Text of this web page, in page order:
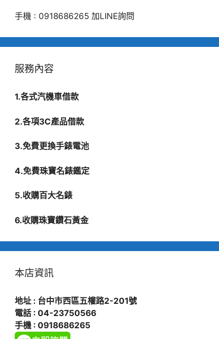
手機 : 0918686265 加LINE詢問
服務內容
1.各式汽機車借款
2.各項3C產品借款
3.免費更換手錶電池
4.免費珠寶名錶鑑定
5.收購百大名錶
6.收購珠寶鑽石黃金
本店資訊
地址 : 台中市西區五權路2-201號
電話 : 04-23750566
手機 : 0918686265